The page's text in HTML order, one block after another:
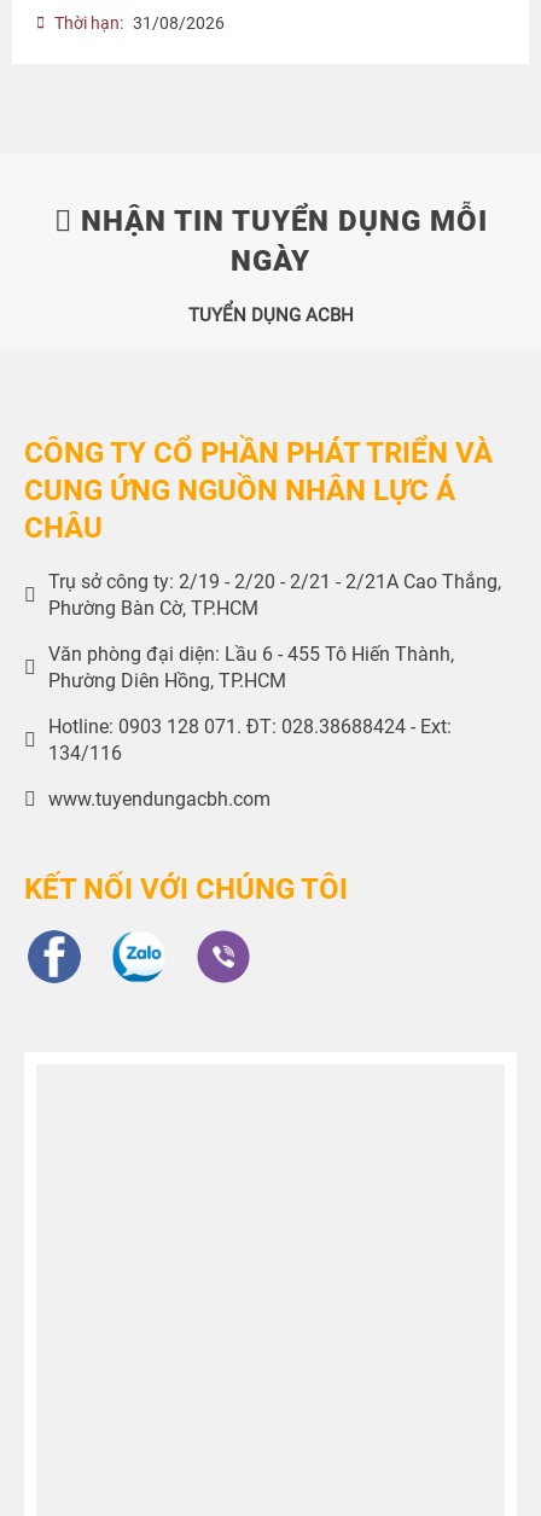
Thời hạn: 31/08/2026
NHẬN TIN TUYỂN DỤNG MỖI
NGÀY
TUYỂN DỤNG ACBH
CÔNG TY CỔ PHẦN PHÁT TRIỂN VÀ
CUNG ỨNG NGUỒN NHÂN LỰC Á
CHÂU
Trụ sở công ty: 2/19 - 2/20 - 2/21 - 2/21A Cao Thắng,
Phường Bàn Cờ, TP.HCM
Văn phòng đại diện: Lầu 6 - 455 Tô Hiến Thành,
Phường Diên Hồng, TP.HCM
Hotline: 0903 128 071. ĐT: 028.38688424 - Ext:
134/116
www.tuyendungacbh.com
KẾT NỐI VỚI CHÚNG TÔI